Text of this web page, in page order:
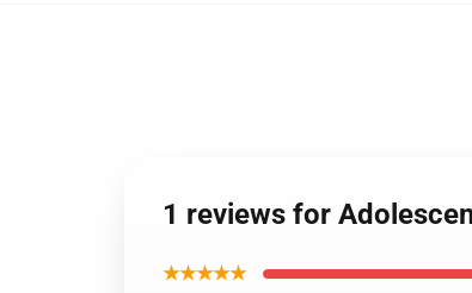
1 reviews for
★★★★★